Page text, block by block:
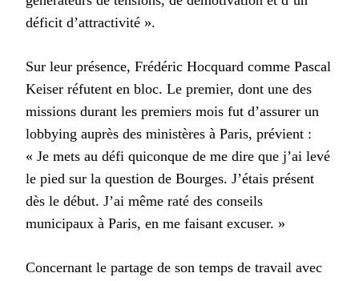
déficit d’attractivité ».
Sur leur présence, Frédéric Hocquard comme Pascal
Keiser réfutent en bloc. Le premier, dont une des
missions durant les premiers mois fut d’assurer un
lobbying auprès des ministères à Paris, prévient :
« Je mets au défi quiconque de me dire que j’ai levé
le pied sur la question de Bourges. J’étais présent
dès le début. J’ai même raté des conseils
municipaux à Paris, en me faisant excuser. »
Concernant le partage de son temps de travail avec